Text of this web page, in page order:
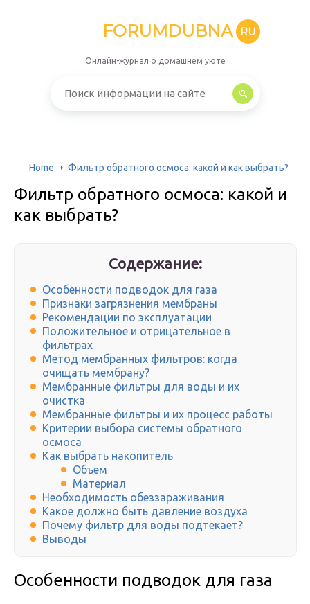
FORUMDUBNA RU
Онлайн-журнал о домашнем уюте
Home Фильтр обратного осмоса: какой и как выбрать?
Фильтр обратного осмоса: какой и
как выбрать?
Содержание:
Особенности подводок для газа
Признаки загрязнения мембраны
Рекомендации по эксплуатации
Положительное и отрицательное в
фильтрах
Метод мембранных фильтров: когда
очищать мембрану?
Мембранные фильтры для воды и их
очистка
Мембранные фильтры и их процесс работы
Критерии выбора системы обратного
осмоса
Как выбрать накопитель
Объем
Материал
Необходимость обеззараживания
Какое должно быть давление воздуха
Почему фильтр для воды подтекает?
Выводы
Особенности подводок для газа